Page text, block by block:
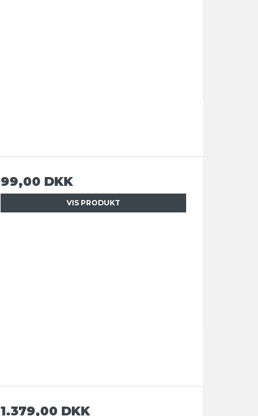
99,00 DKK
VIS PRODUKT
1.379,00 DKK